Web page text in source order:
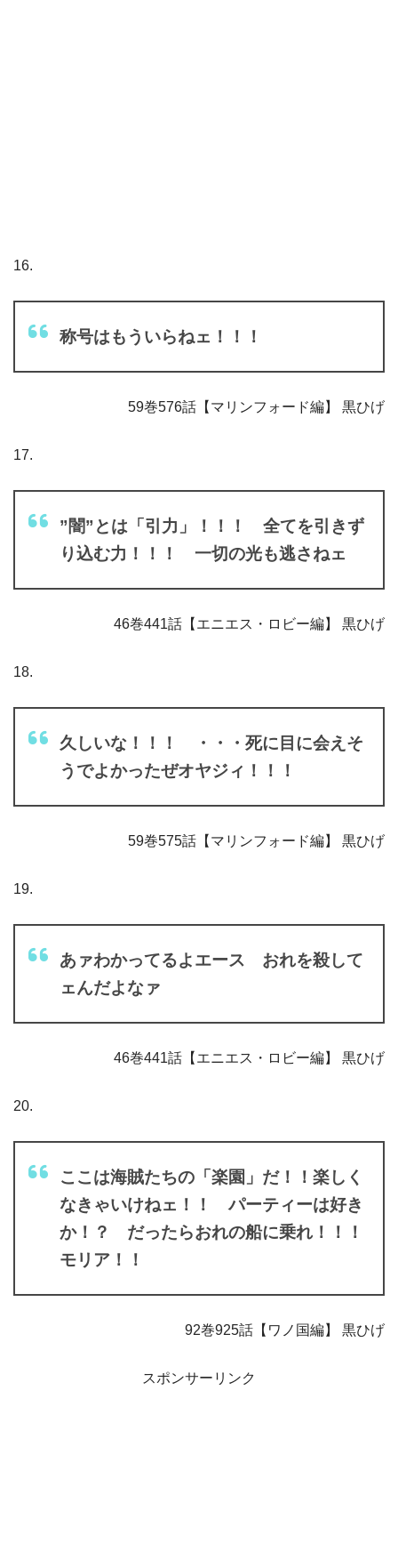
16.
称号はもういらねェ！！！
59巻576話【マリンフォード編】 黒ひげ
17.
”闇”とは「引力」！！！ 全てを引きず
り込む力！！！ 一切の光も逃さねェ
46巻441話【エニエス・ロビー編】 黒ひげ
18.
久しいな！！！ ・・・死に目に会えそ
うでよかったぜオヤジィ！！！
59巻575話【マリンフォード編】 黒ひげ
19.
あァわかってるよエース おれを殺して
ェんだよなァ
46巻441話【エニエス・ロビー編】 黒ひげ
20.
ここは海賊たちの「楽園」だ！！楽しく
なきゃいけねェ！！ パーティーは好き
か！？ だったらおれの船に乗れ！！！
モリア！！
92巻925話【ワノ国編】 黒ひげ
スポンサーリンク